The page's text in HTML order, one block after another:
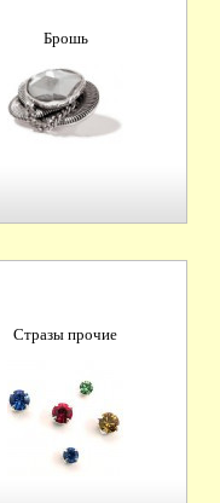
Брошь
Стразы прочие